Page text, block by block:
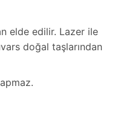
elde edilir. Lazer ile
doğal taşlarından